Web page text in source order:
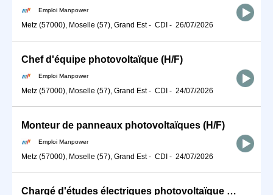
Emploi Manpower
Metz (57000), Moselle (57), Grand Est- CDI - 26/07/2026
Chef d'équipe photovoltaïque (H/F)
Emploi Manpower
Metz (57000), Moselle (57), Grand Est- CDI - 24/07/2026
Monteur de panneaux photovoltaïques (H/F)
Emploi Manpower
Metz (57000), Moselle (57), Grand Est- CDI - 24/07/2026
Chargé d'études électriques photovoltaïque (H/F)